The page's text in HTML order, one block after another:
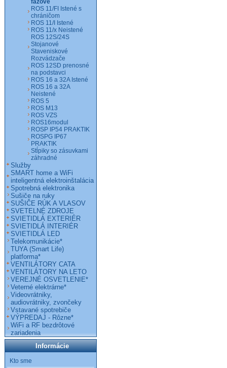
fázové
ROS 11/FI Istené s
chráničom
ROS 11/I Istené
ROS 11/x Neistené
ROS 12S/24S
Stojanové
Staveniskové
Rozvádzače
ROS 12SD prenosné
na podstavci
ROS 16 a 32A Istené
ROS 16 a 32A
Neistené
ROS 5
ROS M13
ROS VZS
ROS16modul
ROSP IP54 PRAKTIK
ROSPG IP67
PRAKTIK
Stĺpiky so zásuvkami
záhradné
Služby
SMART home a WiFi
inteligentná elektroinštalácia
Spotrebná elektronika
Sušiče na ruky
SUŠIČE RÚK A VLASOV
SVETELNÉ ZDROJE
SVIETIDLÁ EXTERIÉR
SVIETIDLÁ INTERIÉR
SVIETIDLÁ LED
Telekomunikácie*
TUYA (Smart Life)
platforma*
VENTILÁTORY CATA
VENTILÁTORY NA LETO
VEREJNÉ OSVETLENIE*
Veterné elektrárne*
Videovrátniky,
audiovrátniky, zvončeky
Vstavané spotrebiče
VÝPREDAJ - Rôzne*
WiFi a RF bezdrôtové
zariadenia
Informácie
Kto sme